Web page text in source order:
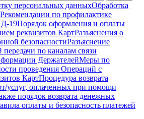
персональных данныхОбработка
Рекомендации по профилактике
19Порядок оформления и оплаты
реквизитов КартРазъяснения о
безопасностиРазъяснение
по каналам связи
ДержателейМеры по
проведения Операций с
КартПроцедура возврата
услуг, оплаченных при помощи
порядок возврата денежных
оплаты и безопасность платежей